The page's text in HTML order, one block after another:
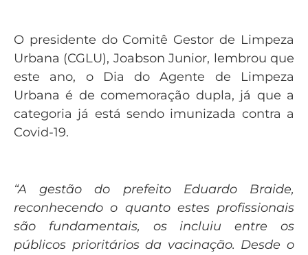
O presidente do Comitê Gestor de Limpeza
Urbana (CGLU), Joabson Junior, lembrou que
este ano, o Dia do Agente de Limpeza
Urbana é de comemoração dupla, já que a
categoria já está sendo imunizada contra a
Covid-19.
“A gestão do prefeito Eduardo Braide,
reconhecendo o quanto estes profissionais
são fundamentais, os incluiu entre os
públicos prioritários da vacinação. Desde o